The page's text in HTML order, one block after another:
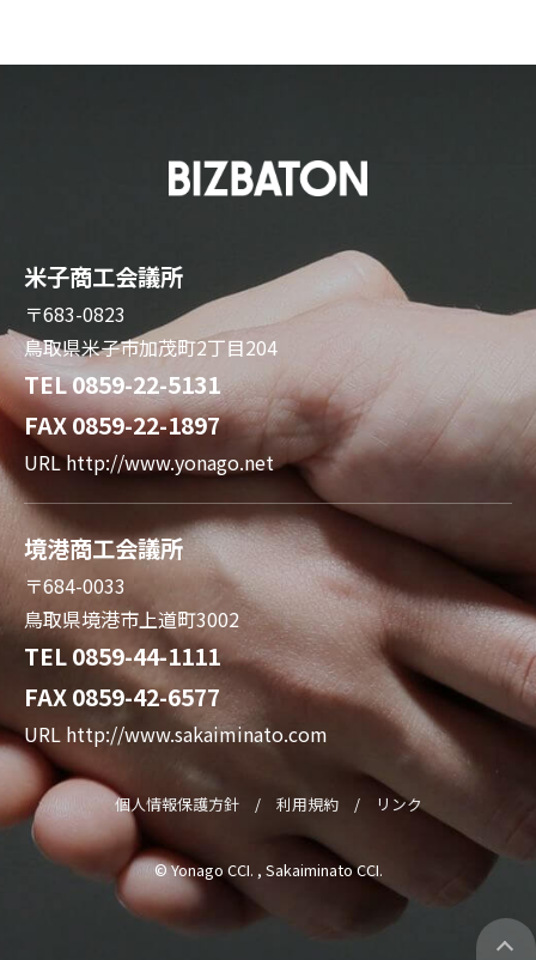
米子商工会議所
〒683-0823
鳥取県米子市加茂町2丁目204
TEL 0859-22-5131
FAX 0859-22-1897
URLhttp://www.yonago.net
境港商工会議所
〒684-0033
鳥取県境港市上道町3002
TEL 0859-44-1111
FAX 0859-42-6577
URL http://www.sakaiminato.com
個人情報保護方針 / 利用規約 / リンク
© Yonago CCI. , Sakaiminato CCI.